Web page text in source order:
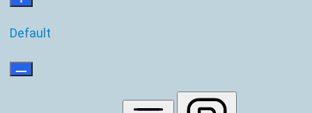
Default